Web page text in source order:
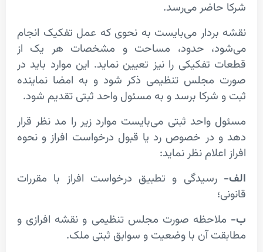
می‌رسد.
می‌بایست به نحوی که عمل تفکیک انجام
حدود، مساحت و مشخصات هر یک از
را نیز تعیین نماید. این موارد باید در
تنظیمی ذکر شود و به امضا نماینده
برسد و به مسئول واحد ثبتی تقدیم شود.
ثبتی می‌بایست موارد زیر را مد نظر قرار
خصوص رد یا قبول درخواست افراز و نحوه
نظر نماید:
و تطبیق درخواست افراز با مقررات
صورت مجلس تنظیمی و نقشه افرازی و
آن ‌با وضعیت و سوابق ثبتی ملک.